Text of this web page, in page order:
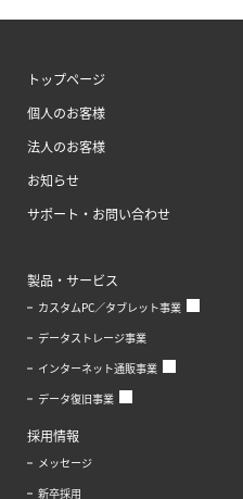
トップページ
個人のお客様
法人のお客様
お知らせ
サポート・お問い合わせ
製品・サービス
カスタムPC／タブレット事業
データストレージ事業
インターネット通販事業
データ復旧事業
採用情報
メッセージ
新卒採用